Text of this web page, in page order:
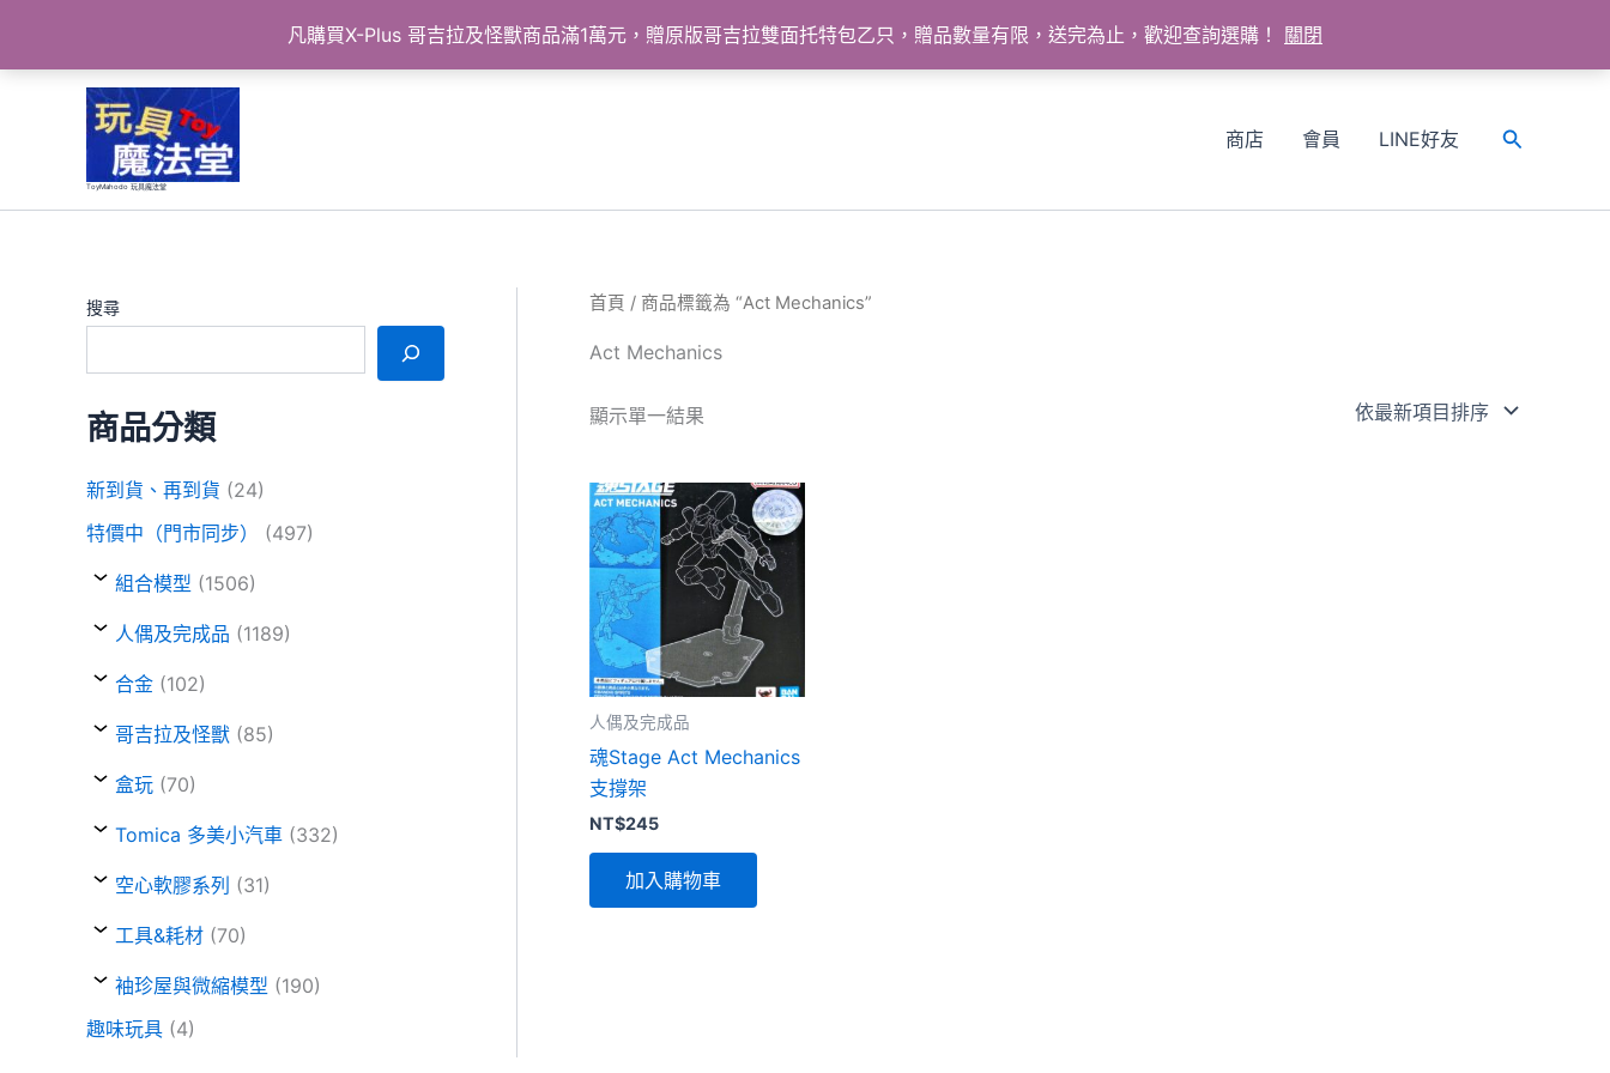
凡購買X-Plus 哥吉拉及怪獸商品滿1萬元，贈原版哥吉拉雙面托特包乙只，贈品數量有限，送完為止，歡迎查詢選購！ 關閉
內
ToyMahodo 玩具魔法堂
商店 會員 LINE好友
搜
搜尋
商品分類
新到貨、再到貨 (24)
特價中（門市同步）
(497)
組合模型 (1506)
人偶及完成品 (1189)
合金 (102)
哥吉拉及怪獸 (85)
盒玩 (70)
Tomica 多美小汽車 (332)
空心軟膠系列 (31)
工具&耗材 (70)
袖珍屋與微縮模型 (190)
趣味玩具 (4)
首頁 / 商品標籤為 “Act Mechanics”
Act Mechanics
顯示單一結果
人偶及完成品
魂Stage Act Mechanics
支撐架
NT$245
加入購物車